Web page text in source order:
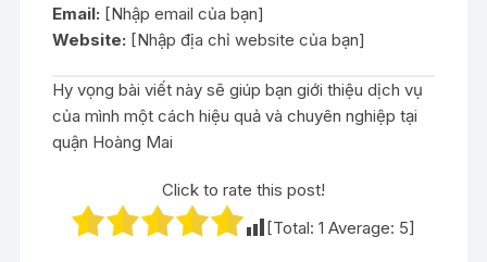
Email: [Nhập email của bạn]
Website: [Nhập địa chỉ website của bạn]
Hy vọng bài viết này sẽ giúp bạn giới thiệu dịch vụ
của mình một cách hiệu quả và chuyên nghiệp tại
quận Hoàng Mai
Click to rate this post!
[Total:1 Average: 5]